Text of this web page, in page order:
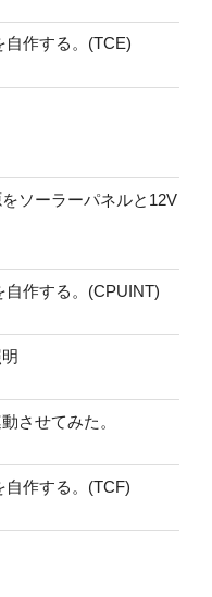
自作する。(TCE)
ソーラーパネルと12V
自作する。(CPUINT)
させてみた。
自作する。(TCF)